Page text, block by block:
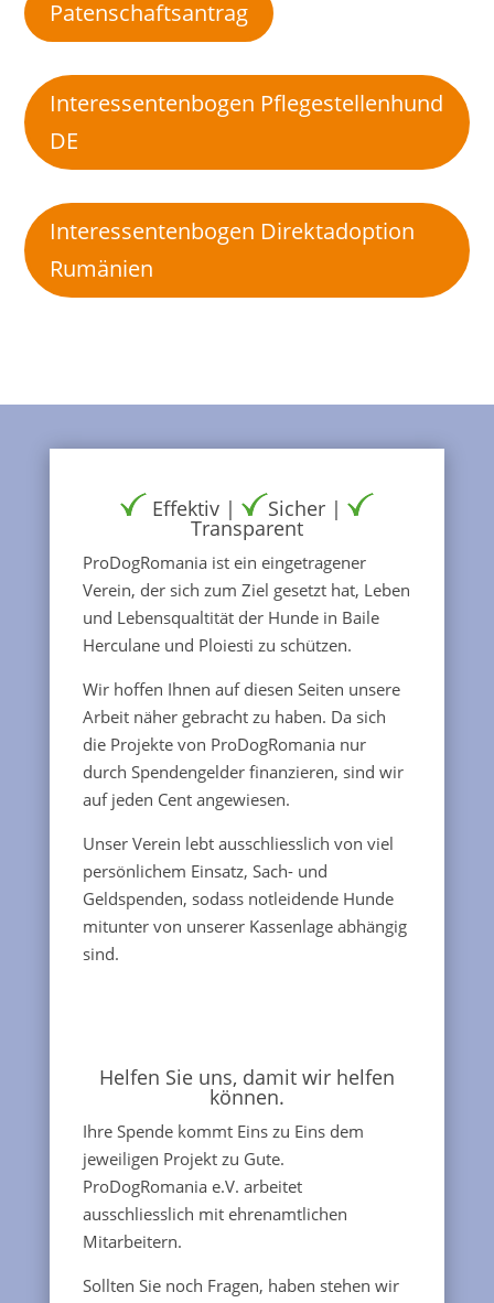
Patenschaftsantrag
Interessentenbogen Pflegestellenhund
DE
Interessentenbogen Direktadoption
Rumänien
Effektiv | Sicher |
Transparent
ProDogRomania ist ein eingetragener
Verein, der sich zum Ziel gesetzt hat, Leben
und Lebensqualtität der Hunde in Baile
Herculane und Ploiesti zu schützen.
Wir hoffen Ihnen auf diesen Seiten unsere
Arbeit näher gebracht zu haben. Da sich
die Projekte von ProDogRomania nur
durch Spendengelder finanzieren, sind wir
auf jeden Cent angewiesen.
Unser Verein lebt ausschliesslich von viel
persönlichem Einsatz, Sach- und
Geldspenden, sodass notleidende Hunde
mitunter von unserer Kassenlage abhängig
sind.
Helfen Sie uns, damit wir helfen
können.
Ihre Spende kommt Eins zu Eins dem
jeweiligen Projekt zu Gute.
ProDogRomania e.V. arbeitet
ausschliesslich mit ehrenamtlichen
Mitarbeitern.
Sollten Sie noch Fragen, haben stehen wir